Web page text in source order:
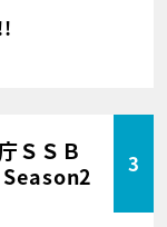
ＳＳＢ
Season2
3